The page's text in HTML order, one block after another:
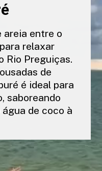
areia entre o
relaxar
Rio Preguiças.
de
é ideal para
saboreando
de coco à